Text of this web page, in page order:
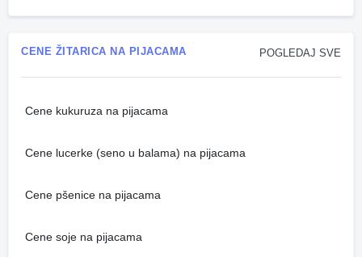
POGLEDAJ SVE
CENE ŽITARICA NA PIJACAMA
Cene kukuruza na pijacama
Cene lucerke (seno u balama) na pijacama
Cene pšenice na pijacama
Cene soje na pijacama